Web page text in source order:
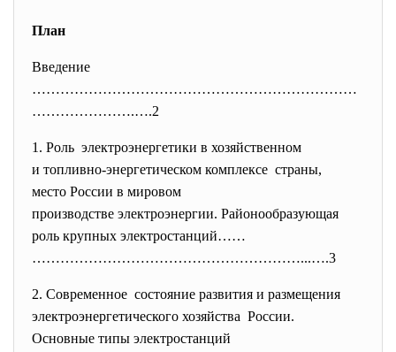
План
Введение
……………………………………………………………
………………….….2
1. Роль электроэнергетики в хозяйственном
и топливно-энергетическом комплексе страны,
место России в мировом
производстве электроэнергии. Районообразующая
роль крупных электростанций……
…………………………………………………...….3
2. Современное состояние развития и размещения
электроэнергетического хозяйства России.
Основные типы электростанций